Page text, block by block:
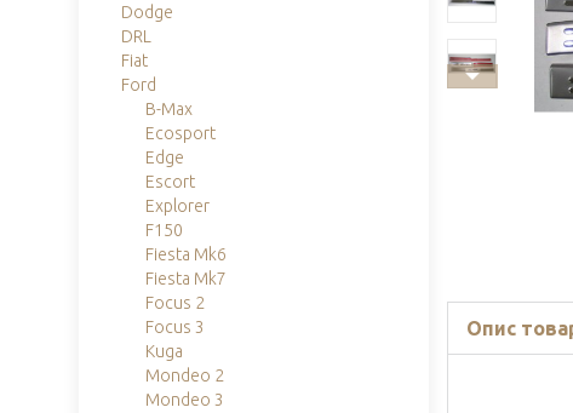
Dodge
DRL
Fiat
Ford
B-Max
Ecosport
Edge
Escort
Explorer
F150
Fiesta Mk6
Fiesta Mk7
Focus 2
Focus 3
Kuga
Mondeo 2
Mondeo 3
Опис